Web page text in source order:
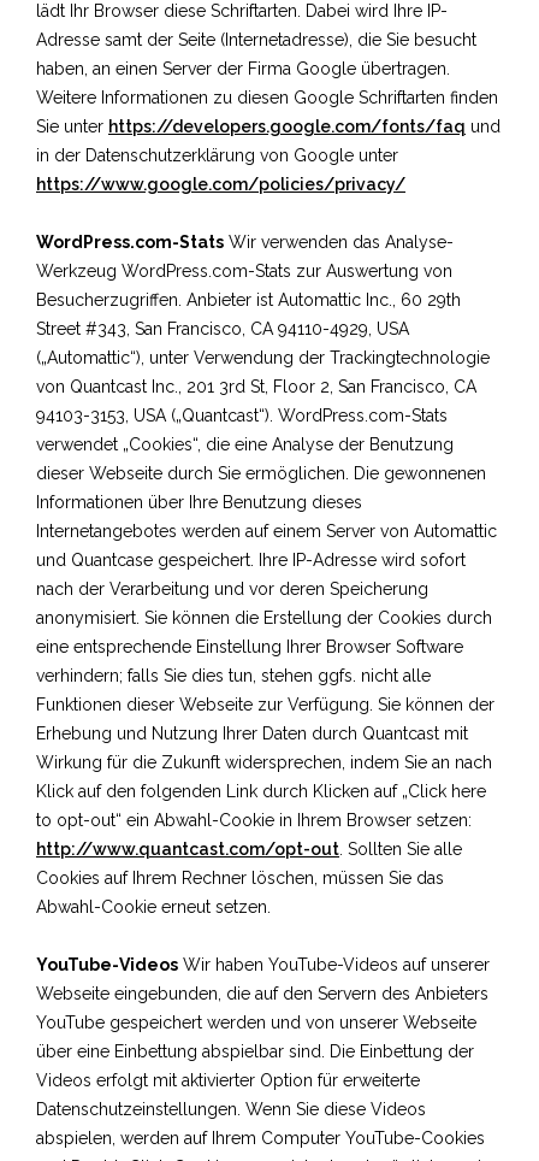
lädt Ihr Browser diese Schriftarten. Dabei wird Ihre IP-
Adresse samt der Seite (Internetadresse), die Sie besucht
haben, an einen Server der Firma Google übertragen.
Weitere Informationen zu diesen Google Schriftarten finden
Sie unter https://developers.google.com/fonts/faq und
in der Datenschutzerklärung von Google unter
https://www.google.com/policies/privacy/
WordPress.com-Stats Wir verwenden das Analyse-
Werkzeug WordPress.com-Stats zur Auswertung von
Besucherzugriffen. Anbieter ist Automattic Inc., 60 29th
Street #343, San Francisco, CA 94110-4929, USA
(„Automattic“), unter Verwendung der Trackingtechnologie
von Quantcast Inc., 201 3rd St, Floor 2, San Francisco, CA
94103-3153, USA („Quantcast“). WordPress.com-Stats
verwendet „Cookies“, die eine Analyse der Benutzung
dieser Webseite durch Sie ermöglichen. Die gewonnenen
Informationen über Ihre Benutzung dieses
Internetangebotes werden auf einem Server von Automattic
und Quantcase gespeichert. Ihre IP-Adresse wird sofort
nach der Verarbeitung und vor deren Speicherung
anonymisiert. Sie können die Erstellung der Cookies durch
eine entsprechende Einstellung Ihrer Browser Software
verhindern; falls Sie dies tun, stehen ggfs. nicht alle
Funktionen dieser Webseite zur Verfügung. Sie können der
Erhebung und Nutzung Ihrer Daten durch Quantcast mit
Wirkung für die Zukunft widersprechen, indem Sie an nach
Klick auf den folgenden Link durch Klicken auf „Click here
to opt-out“ ein Abwahl-Cookie in Ihrem Browser setzen:
http://www.quantcast.com/opt-out . Sollten Sie alle
Cookies auf Ihrem Rechner löschen, müssen Sie das
Abwahl-Cookie erneut setzen.
YouTube-Videos Wir haben YouTube-Videos auf unserer
Webseite eingebunden, die auf den Servern des Anbieters
YouTube gespeichert werden und von unserer Webseite
über eine Einbettung abspielbar sind. Die Einbettung der
Videos erfolgt mit aktivierter Option für erweiterte
Datenschutzeinstellungen. Wenn Sie diese Videos
abspielen, werden auf Ihrem Computer YouTube-Cookies